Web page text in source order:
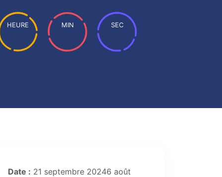
HEURE MIN SEC
Date : 21 septembre 20246 août